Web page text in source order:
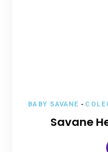
BABY SAVANE -
Savane